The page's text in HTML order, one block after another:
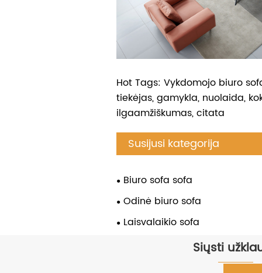
Hot Tags: Vykdomojo biuro
tiekėjas, gamykla, nuolaida,
ilgaamžiškumas, citata
Susijusi kategorija
Biuro sofa sofa
Odinė biuro sofa
Laisvalaikio sofa
Siųsti